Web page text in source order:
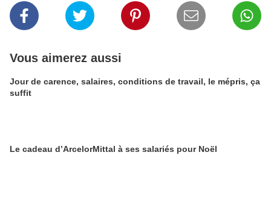
Vous aimerez aussi
Jour de carence, salaires, conditions de travail, le mépris, ça
suffit
Le cadeau d’ArcelorMittal à ses salariés pour Noël